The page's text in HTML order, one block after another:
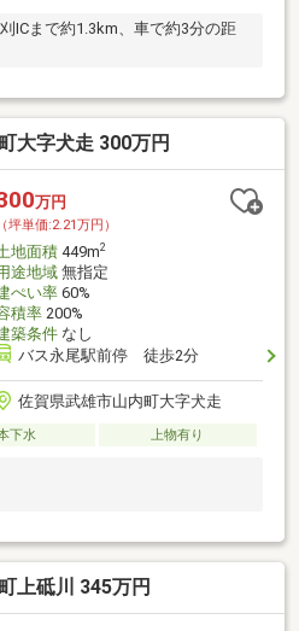
ICまで約1.3km、車で約3分の距
大字犬走 300万円
万円
（坪単価:2.21万円）
地面積449m2
途地域無指定
ぺい率60%
積率200%
築条件なし
バス永尾駅前停 徒歩2分
佐賀県武雄市山内町大字犬走
下水 上物有り
上砥川 345万円